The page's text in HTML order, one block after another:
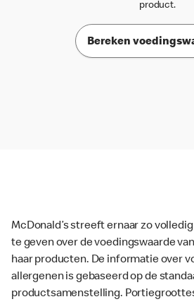
product.
Bereken
McDonald’s streeft ernaar zo
te geven over de voedingswaarde
haar producten. De informatie over
allergenen is gebaseerd op de
productsamenstelling.